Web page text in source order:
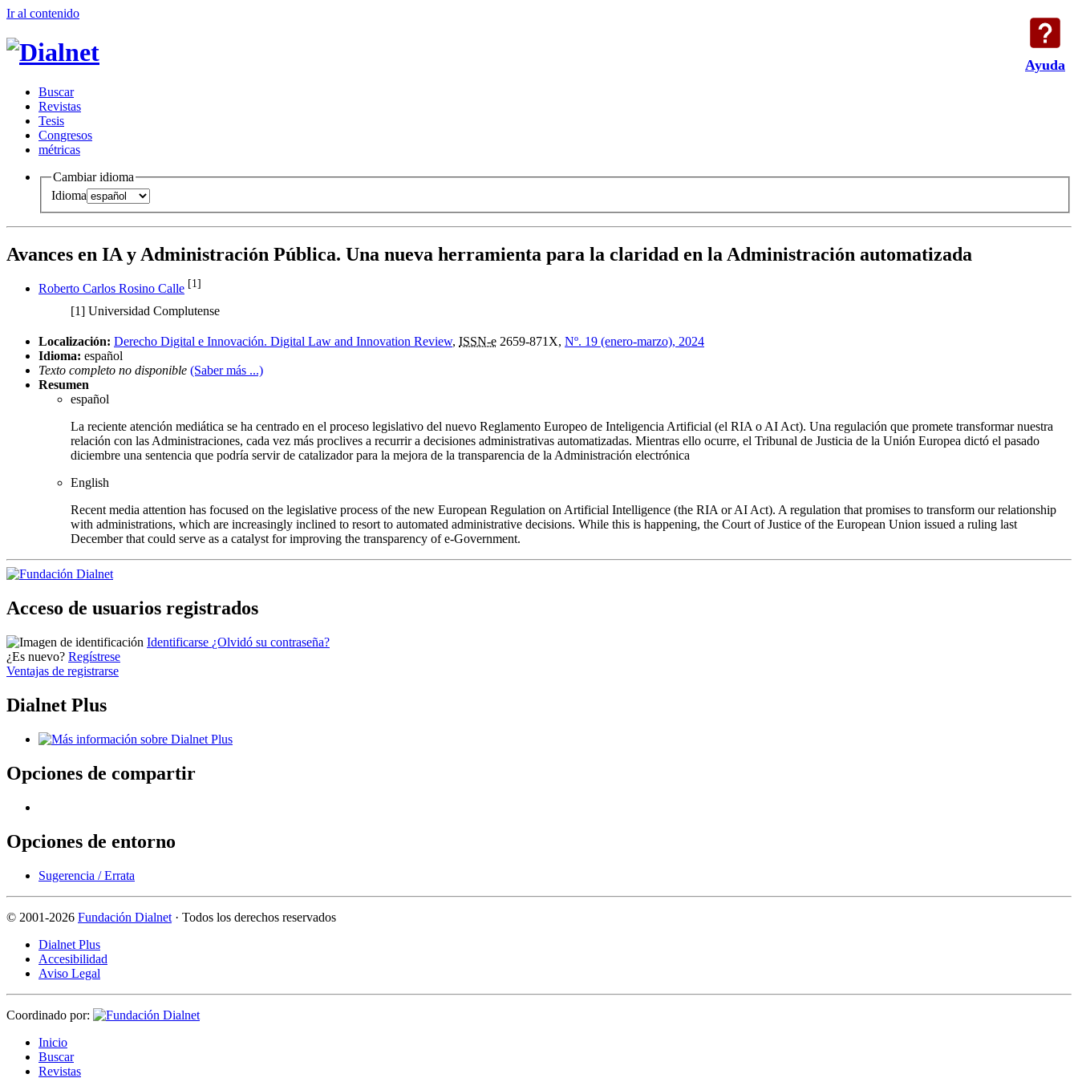
Ayuda
Ir al contenido
Buscar
Revistas
Tesis
Congresos
métricas
Cambiar idioma
Idioma
Avances en IA y Administración Pública. Una nueva herramienta para la claridad en la Administración automatizada
Roberto Carlos Rosino Calle [1]
[1] Universidad Complutense
Localización: Derecho Digital e Innovación. Digital Law and Innovation Review, ISSN-e 2659-871X, Nº. 19 (enero-marzo), 2024
Idioma: español
Texto completo no disponible (Saber más ...)
Resumen
español
La reciente atención mediática se ha centrado en el proceso legislativo del nuevo Reglamento Europeo de Inteligencia Artificial (el RIA o AI Act). Una regulación que promete transformar nuestra
relación con las Administraciones, cada vez más proclives a recurrir a decisiones administrativas automatizadas. Mientras ello ocurre, el Tribunal de Justicia de la Unión Europea dictó el pasado
diciembre una sentencia que podría servir de catalizador para la mejora de la transparencia de la Administración electrónica
English
Recent media attention has focused on the legislative process of the new European Regulation on Artificial Intelligence (the RIA or AI Act). A regulation that promises to transform our relationship
with administrations, which are increasingly inclined to resort to automated administrative decisions. While this is happening, the Court of Justice of the European Union issued a ruling last
December that could serve as a catalyst for improving the transparency of e-Government.
Acceso de usuarios registrados
Identificarse ¿Olvidó su contraseña?
¿Es nuevo? Regístrese
Ventajas de registrarse
Dialnet Plus
Opciones de compartir
Opciones de entorno
Sugerencia / Errata
© 2001-2026 Fundación Dialnet · Todos los derechos reservados
Dialnet Plus
Accesibilidad
Aviso Legal
Coordinado por:
Inicio
Buscar
Revistas